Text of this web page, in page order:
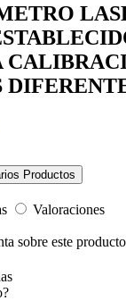
Productos
Valoraciones
sobre este